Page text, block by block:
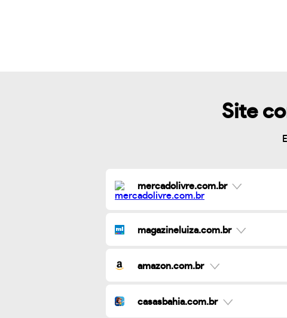
Site
mercadolivre.com.br
magazineluiza.com.br
amazon.com.br
casasbahia.com.br